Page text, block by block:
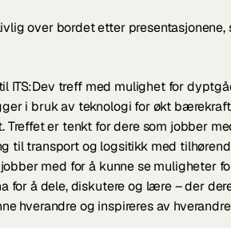
over bordet etter presentasjonene,
ITS:Dev treff med mulighet for
i bruk av teknologi for økt
er tenkt for dere som jobber
til transport og logsitikk med
med for å kunne se muligheter
for å dele, diskutere og lære – der
hverandre og inspireres av